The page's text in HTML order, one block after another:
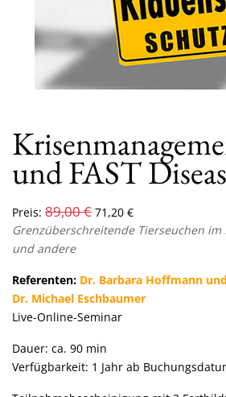
und FAST
Preis: 89,00€ 71,20 €
Grenzüberschreitende Tierseuchen im
und andere
Referenten: Dr. Barbara Hoffmann und
Dr. Michael Eschbaumer
Live-Online-Seminar
Dauer: ca. 90 min
Verfügbarkeit: 1 Jahr ab